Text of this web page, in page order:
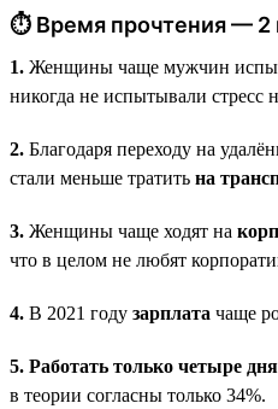
⏱ Время прочтения — 2
1. Женщины чаще мужчин
никогда не испытывали стресс
2. Благодаря переходу на
стали меньше тратить на
3. Женщины чаще ходят на
что в целом не любят
4. В 2021 году зарплата чаще
5. Работать только четыре дня
в теории согласны только 34%.